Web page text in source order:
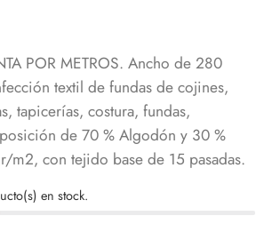
POR METROS. Ancho de 280
textil de fundas de cojines,
tapicerías, costura, fundas,
de 70 % Algodón y 30 %
m2, con tejido base de 15 pasadas.
en stock.